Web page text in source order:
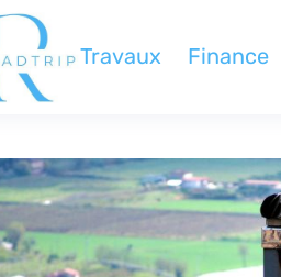
Travaux Finance